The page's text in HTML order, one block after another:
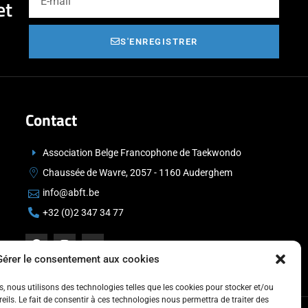
le consentement aux cookies
nous utilisons des technologies telles que les cookies pour stocker et/ou
Le fait de consentir à ces technologies nous permettra de traiter des
S'ENREGISTRER
Contact
Association Belge Francophone de Taekwondo
Chaussée de Wavre, 2057 - 1160 Auderghem
info@abft.be
+32 (0)2 347 34 77